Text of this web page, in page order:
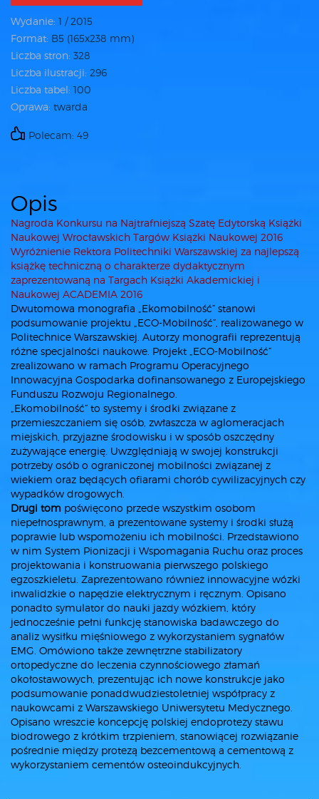
Wydanie: 1 / 2015
Format: B5 (165x238 mm)
Liczba stron: 328
Liczba ilustracji: 296
Liczba tabel: 100
Oprawa: twarda
Polecam: 49
Opis
Nagroda Konkursu na Najtrafniejszą Szatę Edytorską Książki
Naukowej Wrocławskich Targów Książki Naukowej 2016
Wyróżnienie Rektora Politechniki Warszawskiej za najlepszą
książkę techniczną o charakterze dydaktycznym
zaprezentowaną na Targach Książki Akademickiej i
Naukowej ACADEMIA 2016
Dwutomowa monografia „Ekomobilność” stanowi
podsumowanie projektu „ECO-Mobilność”, realizowanego w
Politechnice Warszawskiej. Autorzy monografii reprezentują
różne specjalności naukowe. Projekt „ECO-Mobilność”
zrealizowano w ramach Programu Operacyjnego
Innowacyjna Gospodarka dofinansowanego z Europejskiego
Funduszu Rozwoju Regionalnego.
„Ekomobilność” to systemy i środki związane z
przemieszczaniem się osób, zwłaszcza w aglomeracjach
miejskich, przyjazne środowisku i w sposób oszczędny
zużywające energię. Uwzględniają w swojej konstrukcji
potrzeby osób o ograniczonej mobilności związanej z
wiekiem oraz będących ofiarami chorób cywilizacyjnych czy
wypadków drogowych.
Drugi tom poświęcono przede wszystkim osobom
niepełnosprawnym, a prezentowane systemy i środki służą
poprawie lub wspomożeniu ich mobilności. Przedstawiono
w nim System Pionizacji i Wspomagania Ruchu oraz proces
projektowania i konstruowania pierwszego polskiego
egzoszkieletu. Zaprezentowano również innowacyjne wózki
inwalidzkie o napędzie elektrycznym i ręcznym. Opisano
ponadto symulator do nauki jazdy wózkiem, który
jednocześnie pełni funkcję stanowiska badawczego do
analiz wysiłku mięśniowego z wykorzystaniem sygnałów
EMG. Omówiono także zewnętrzne stabilizatory
ortopedyczne do leczenia czynnościowego złamań
okołostawowych, prezentując ich nowe konstrukcje jako
podsumowanie ponaddwudziestoletniej współpracy z
naukowcami z Warszawskiego Uniwersytetu Medycznego.
Opisano wreszcie koncepcję polskiej endoprotezy stawu
biodrowego z krótkim trzpieniem, stanowiącej rozwiązanie
pośrednie między protezą bezcementową a cementową z
wykorzystaniem cementów osteoindukcyjnych.